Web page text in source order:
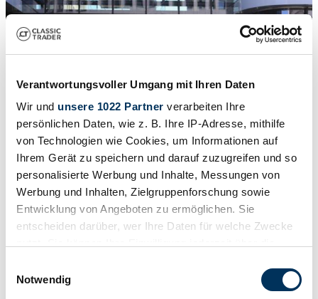
Verantwortungsvoller Umgang mit Ihren Daten
Wir und unsere 1022 Partner verarbeiten Ihre
persönlichen Daten, wie z. B. Ihre IP-Adresse, mithilfe
von Technologien wie Cookies, um Informationen auf
Ihrem Gerät zu speichern und darauf zuzugreifen und so
personalisierte Werbung und Inhalte, Messungen von
Werbung und Inhalten, Zielgruppenforschung sowie
Entwicklung von Angeboten zu ermöglichen. Sie
entscheiden darüber, wer Ihre Daten für welche Zwecke
Trigger Symbol ändern oder widerrufen
Notwendig
/75
2012 | Mercedes-Benz SLS AMG Roadster
Just 947 miles - Mercedes-Benz SLS AMG (R197) Roadster
Prezzo su richiesta